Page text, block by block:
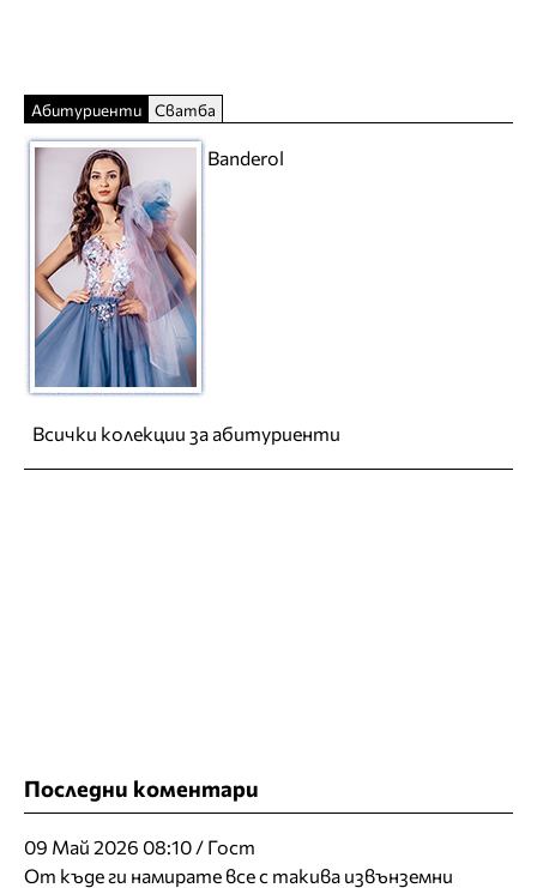
Абитуриенти Сватба
Banderol
Всички колекции за абитуриенти
Последни коментари
09 Май 2026 08:10 / Гост
От къде ги намирате все с такива извънземни